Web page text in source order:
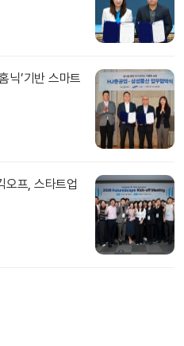
닉’기반 스마트
프, 스타트업